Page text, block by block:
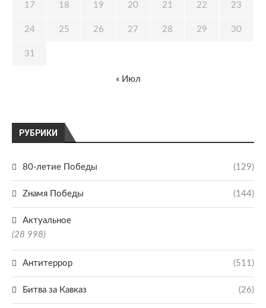
РУБРИКИ
80-летие Победы (129)
Zнамя Победы (144)
Актуальное
(28 998)
Антитеррор (511)
Битва за Кавказ (26)
17 18 19 20 21 22 23
24 25 26 27 28 29 30
31
« Июл